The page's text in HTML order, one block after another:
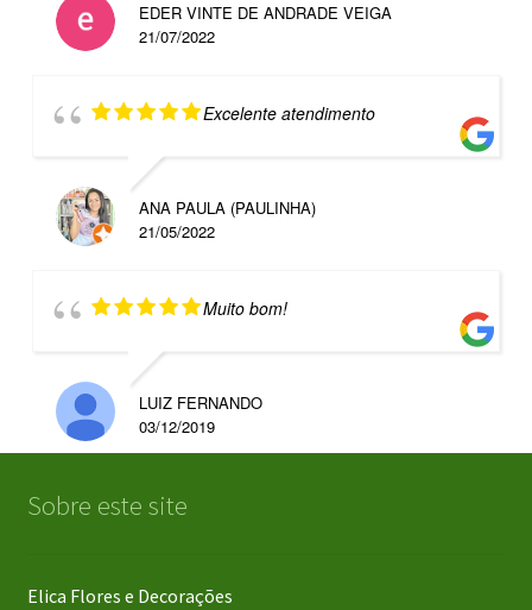
EDER VINTE DE ANDRADE VEIGA
21/07/2022
Excelente atendimento
ANA PAULA (PAULINHA)
21/05/2022
Muito bom!
LUIZ FERNANDO
03/12/2019
Sobre este site
Elica Flores e Decorações